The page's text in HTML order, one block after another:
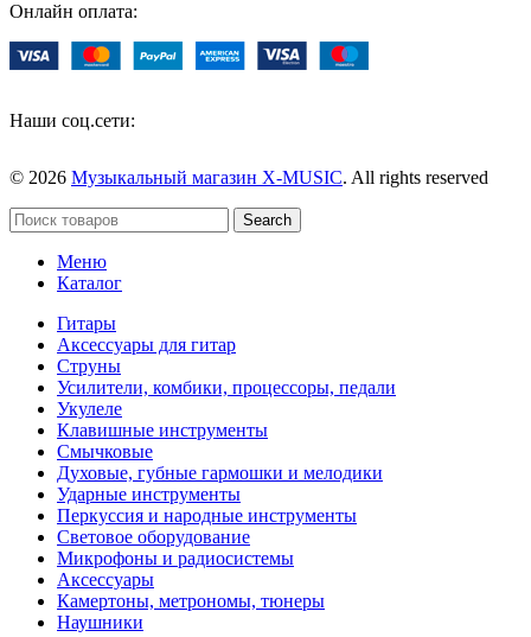
Онлайн оплата:
Наши соц.сети:
© 2026 Музыкальный магазин X-MUSIC. All rights reserved
Search
Меню
Каталог
Гитары
Аксессуары для гитар
Струны
Усилители, комбики, процессоры, педали
Укулеле
Клавишные инструменты
Смычковые
Духовые, губные гармошки и мелодики
Ударные инструменты
Перкуссия и народные инструменты
Световое оборудование
Микрофоны и радиосистемы
Аксессуары
Камертоны, метрономы, тюнеры
Наушники